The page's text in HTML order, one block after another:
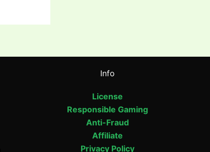
Info
License
Responsible Gaming
Anti-Fraud
Affiliate
Privacy Policy